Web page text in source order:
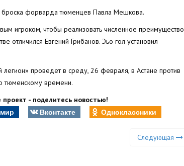
броска форварда тюменцев Павла Мешкова.
игроком, чтобы реализовать численное преимущество,
отличился Евгений Грибанов. Эьо гол установил
проведет в среду, 26 февраля, в Астане против
тюменскому времени.
- поделитесь новостью!
Вконтакте Одноклассники
Следующая